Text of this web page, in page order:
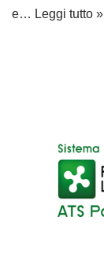
e… Leggi tutto »